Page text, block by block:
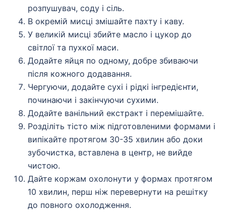
розпушувач, соду і сіль.
В окремій мисці змішайте пахту і каву.
У великій мисці збийте масло і цукор до
світлої та пухкої маси.
Додайте яйця по одному, добре збиваючи
після кожного додавання.
Чергуючи, додайте сухі і рідкі інгредієнти,
починаючи і закінчуючи сухими.
Додайте ванільний екстракт і перемішайте.
Розділіть тісто між підготовленими формами і
випікайте протягом 30-35 хвилин або доки
зубочистка, вставлена в центр, не вийде
чистою.
Дайте коржам охолонути у формах протягом
10 хвилин, перш ніж перевернути на решітку
до повного охолодження.